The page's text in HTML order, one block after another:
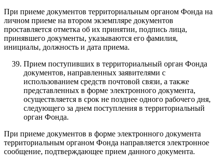
При приеме документов территориальным органом Фонда на
личном приеме на втором экземпляре документов
проставляется отметка об их принятии, подпись лица,
принявшего документы, указываются его фамилия,
инициалы, должность и дата приема.
Прием поступивших в территориальный орган Фонда
документов, направленных заявителями с
использованием средств почтовой связи, а также
представленных в форме электронного документа,
осуществляется в срок не позднее одного рабочего дня,
следующего за днем поступления в территориальный
орган Фонда.
При приеме документов в форме электронного документа
территориальным органом Фонда направляется электронное
сообщение, подтверждающее прием данного документа.